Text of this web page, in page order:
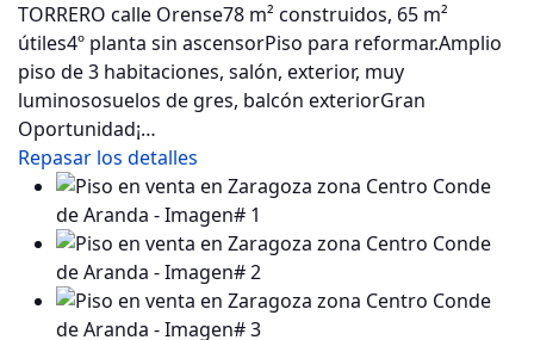
TORRERO calle Orense78 m² construidos, 65 m²
útiles4º planta sin ascensorPiso para reformar.Amplio
piso de 3 habitaciones, salón, exterior, muy
luminososuelos de gres, balcón exteriorGran
Oportunidad¡…
Repasar los detalles